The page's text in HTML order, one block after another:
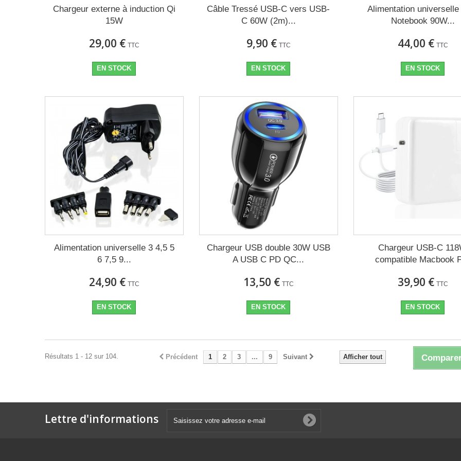
Chargeur externe à induction Qi
15W
29,00 € TTC
EN STOCK
Câble Tressé USB-C vers USB-
C 60W (2m)...
9,90 € TTC
EN STOCK
Alimentation universelle
Notebook 90W...
44,00 € TTC
EN STOCK
Alimentation universelle 3 4,5 5
6 7,5 9...
24,90 € TTC
EN STOCK
Chargeur USB double 30W USB
A USB C PD QC...
13,50 € TTC
EN STOCK
Chargeur USB-C
compatible Macbook
39,90 € TTC
EN STOCK
Afficher tout
Précédent 1 2 3 ... 9 Suivant
Résultats 1 - 12 sur 104.
Lettre d'informations